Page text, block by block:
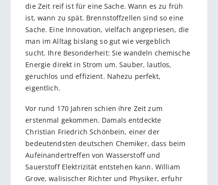
die Zeit reif ist für eine Sache. Wann es zu früh
ist, wann zu spät. Brennstoffzellen sind so eine
Sache. Eine Innovation, vielfach angepriesen, die
man im Alltag bislang so gut wie vergeblich
sucht. Ihre Besonderheit: Sie wandeln chemische
Energie direkt in Strom um. Sauber, lautlos,
geruchlos und effizient. Nahezu perfekt,
eigentlich.
Vor rund 170 Jahren schien ihre Zeit zum
erstenmal gekommen. Damals entdeckte
Christian Friedrich Schönbein, einer der
bedeutendsten deutschen Chemiker, dass beim
Aufeinandertreffen von Wasserstoff und
Sauerstoff Elektrizität entstehen kann. William
Grove, walisischer Richter und Physiker, erfuhr